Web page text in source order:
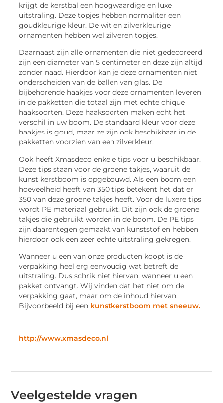
krijgt de kerstbal een hoogwaardige en luxe
uitstraling. Deze topjes hebben normaliter een
goudkleurige kleur. De wit en zilverkleurige
ornamenten hebben wel zilveren topjes.
Daarnaast zijn alle ornamenten die niet gedecoreerd
zijn een diameter van 5 centimeter en deze zijn altijd
zonder naad. Hierdoor kan je deze ornamenten niet
onderscheiden van de ballen van glas. De
bijbehorende haakjes voor deze ornamenten leveren
in de pakketten die totaal zijn met echte chique
haaksoorten. Deze haaksoorten maken echt het
verschil in uw boom. De standaard kleur voor deze
haakjes is goud, maar ze zijn ook beschikbaar in de
pakketten voorzien van een zilverkleur.
Ook heeft Xmasdeco enkele tips voor u beschikbaar.
Deze tips staan voor de groene takjes, waaruit de
kunst kerstboom is opgebouwd. Als een boom een
hoeveelheid heeft van 350 tips betekent het dat er
350 van deze groene takjes heeft. Voor de luxere tips
wordt PE materiaal gebruikt. Dit zijn ook de groene
takjes die gebruikt worden in de boom. De PE tips
zijn daarentegen gemaakt van kunststof en hebben
hierdoor ook een zeer echte uitstraling gekregen.
Wanneer u een van onze producten koopt is de
verpakking heel erg eenvoudig wat betreft de
uitstraling. Dus schrik niet hiervan, wanneer u een
pakket ontvangt. Wij vinden dat het niet om de
verpakking gaat, maar om de inhoud hiervan.
Bijvoorbeeld bij een kunstkerstboom met sneeuw.
http://www.xmasdeco.nl
Veelgestelde vragen